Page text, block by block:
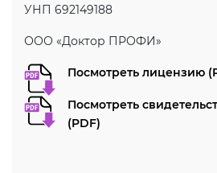
УНП 692149188
ООО «Доктор ПРОФИ»
Посмотреть лицензию
Посмотреть
(PDF)